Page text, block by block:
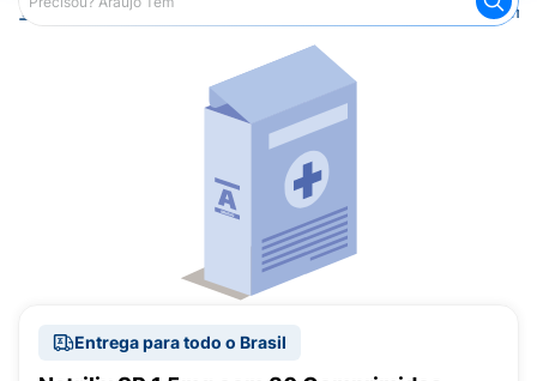
Araujo Medicamentos
Entrega para todo o Brasil